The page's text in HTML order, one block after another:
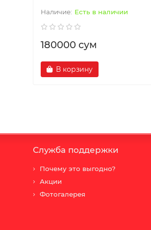
Есть в наличии
180000 сум
В корзину
Служба поддержки
Почему это выгодно?
Акции
Фотогалерея